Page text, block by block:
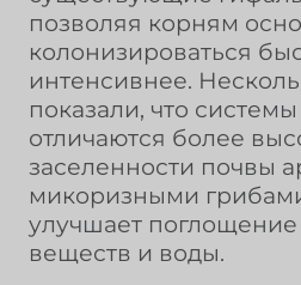
позволяя корням
колонизироваться
интенсивнее.
показали, что
отличаются более
заселенности почвы
микоризными
улучшает поглощение
веществ и воды.